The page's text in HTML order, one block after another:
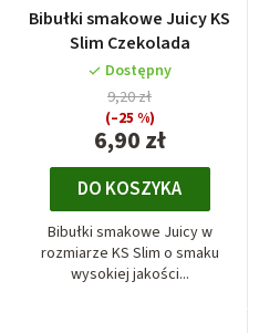
Bibułki smakowe Juicy KS
Slim Czekolada
Dostępny
6,90 zł
9,20 zł
(–25 %)
DO KOSZYKA
Bibułki smakowe Juicy w
rozmiarze KS Slim o smaku
wysokiej jakości...